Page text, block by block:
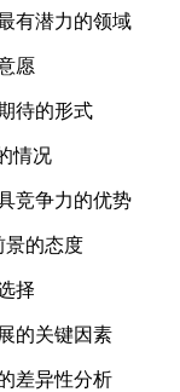
有潜力的领域
愿
待的形式
情况
竞争力的优势
景的态度
择
的关键因素
差异性分析